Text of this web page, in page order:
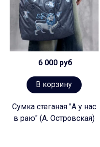
6 000 руб
В корзину
Сумка стеганая "А у нас
в раю" (А. Островская)